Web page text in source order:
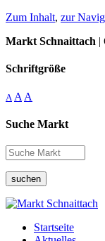
Zum Inhalt, zur
Markt Schnaittach |
Schriftgröße
A A A
Suche Markt
suchen
Startseite